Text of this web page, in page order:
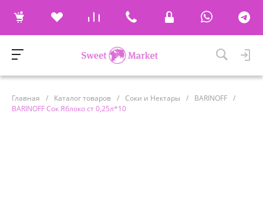
Главная / Каталог товаров / Соки и Нектары / BARINOFF /
BARINOFF Сок Яблоко ст 0,25л*10